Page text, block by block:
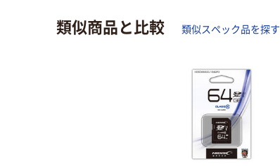
類似商品と比較 類似スペック品を探す